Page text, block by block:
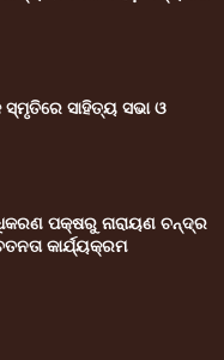
ସାହିତ୍ୟ ସଭା ଓ
ପକ୍ଷରୁ ନାରାୟଣ ଚନ୍ଦ୍ର
କାର୍ଯ୍ୟକ୍ରମ